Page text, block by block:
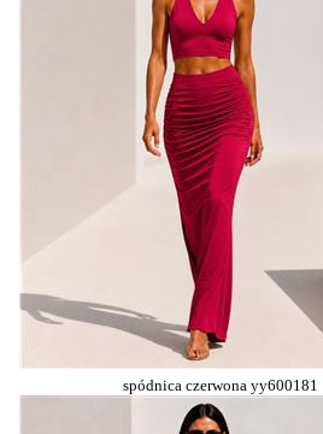
spódnica czerwona yy600181